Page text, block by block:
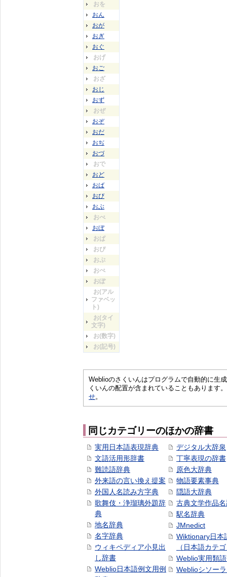
おを
おん
おが
おぎ
おぐ
おげ
おご
おざ
おじ
おず
おぜ
おぞ
おだ
おぢ
おづ
おで
おど
おば
おび
おぶ
おべ
おぼ
おぱ
おぴ
おぷ
おぺ
おぽ
お(アル
ファベッ
ト)
お(タイ
文字)
お(数字)
お(記号)
Weblioのさくいんはプログラムで自動的に生
くいんの配置が含まれていることもあります
せ。
同じカテゴリーのほかの辞書
実用日本語表現辞典
文語活用形辞書
難読語辞典
外来語の言い換え提案
外国人名読み方字典
歌舞伎・浄瑠璃外題辞
典
地名辞典
名字辞典
ウィキペディア小見出
し辞書
Weblio日本語例文用例
デジタル大辞泉
丁寧表現の辞書
原色大辞典
物語要素事典
隠語大辞典
古典文学作品
駅名辞典
JMnedict
Wiktionary日本
（日本語カテ
Weblio実用類
Weblioシソー